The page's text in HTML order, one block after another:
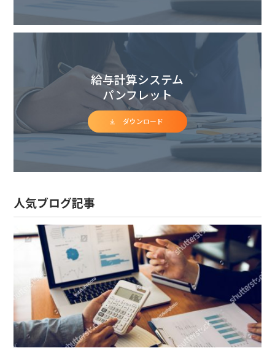
給与計算システム
パンフレット
ダウンロード
人気ブログ記事